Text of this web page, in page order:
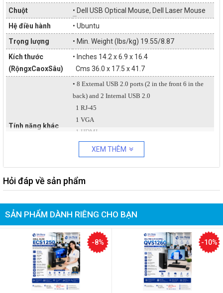
Chuột
• Dell USB Optical Mouse, Dell Laser Mouse
Hệ điều hành
• Ubuntu
Trọng lượng
• Min. Weight (lbs/kg) 19.55/8.87
Kích thước
(RộngxCaoxSâu)
• Inches 14.2 x 6.9 x 16.4
Cms 36.0 x 17.5 x 41.7
Tính năng khác
• 8 External USB 2.0 ports (2 in the front 6 in the
back) and 2 Internal USB 2.0
1 RJ-45
1 VGA
1 HDMI
Front Panel Mic-in
Headphone out
Back Panel Mic-in/Line-in, Line-out
Nguồn cung cấp
• Standard 265W PSU or optional 265W up to
90% Efficient PSU; Energy Star 5.0 compliant,
Active PFC
XEM THÊM
Hỏi đáp về sản phẩm
SẢN PHẨM DÀNH RIÊNG CHO BẠN
-8% -10%